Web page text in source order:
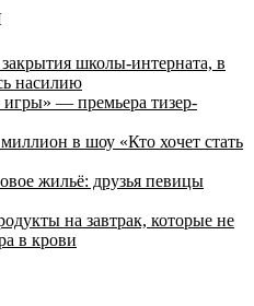
школы-интерната, в
насилию
— премьера тизер-
в шоу «Кто хочет стать
жильё: друзья певицы
на завтрак, которые не
в крови